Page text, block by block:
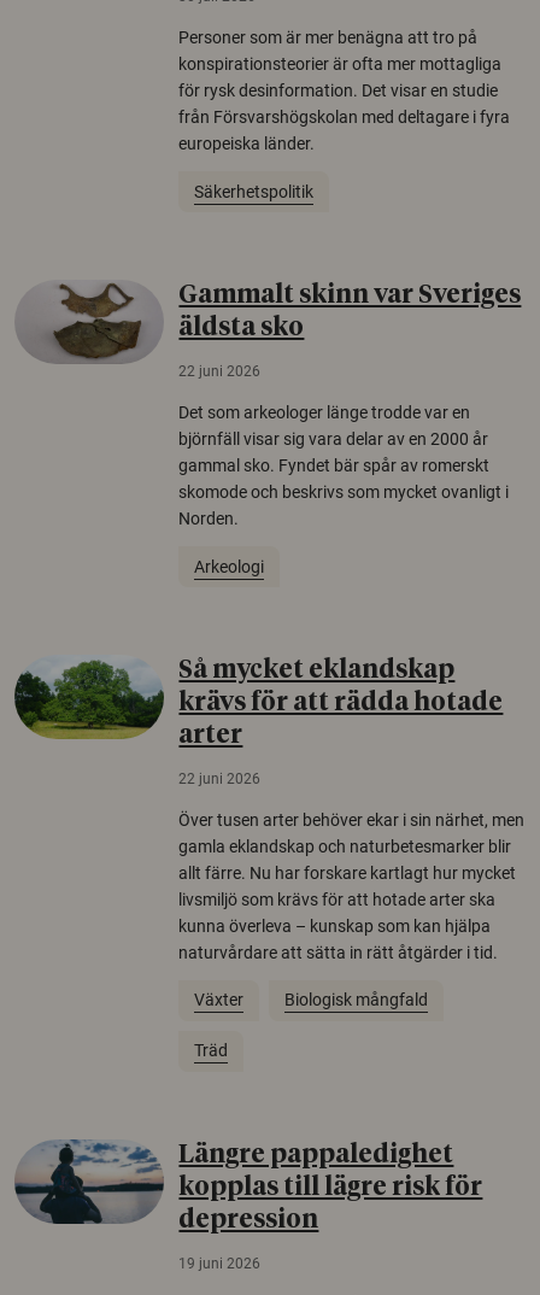
Personer som är mer benägna att tro på
konspirationsteorier är ofta mer mottagliga
för rysk desinformation. Det visar en studie
från Försvarshögskolan med deltagare i fyra
europeiska länder.
Säkerhetspolitik
Gammalt skinn var Sveriges
äldsta sko
22 juni 2026
Det som arkeologer länge trodde var en
björnfäll visar sig vara delar av en 2000 år
gammal sko. Fyndet bär spår av romerskt
skomode och beskrivs som mycket ovanligt i
Norden.
Arkeologi
Så mycket eklandskap
krävs för att rädda hotade
arter
22 juni 2026
Över tusen arter behöver ekar i sin närhet, men
gamla eklandskap och naturbetesmarker blir
allt färre. Nu har forskare kartlagt hur mycket
livsmiljö som krävs för att hotade arter ska
kunna överleva – kunskap som kan hjälpa
naturvårdare att sätta in rätt åtgärder i tid.
Växter Biologisk mångfald
Träd
Längre pappaledighet
kopplas till lägre risk för
depression
19 juni 2026